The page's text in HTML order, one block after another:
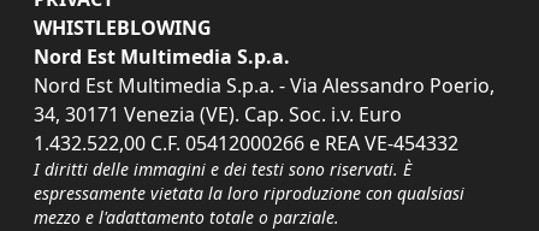
WHISTLEBLOWING
Nord Est Multimedia S.p.a.
Nord Est Multimedia S.p.a. - Via Alessandro Poerio,
34, 30171 Venezia (VE). Cap. Soc. i.v. Euro
1.432.522,00 C.F. 05412000266 e REA VE-454332
I diritti delle immagini e dei testi sono riservati. È
espressamente vietata la loro riproduzione con qualsiasi
mezzo e l'adattamento totale o parziale.